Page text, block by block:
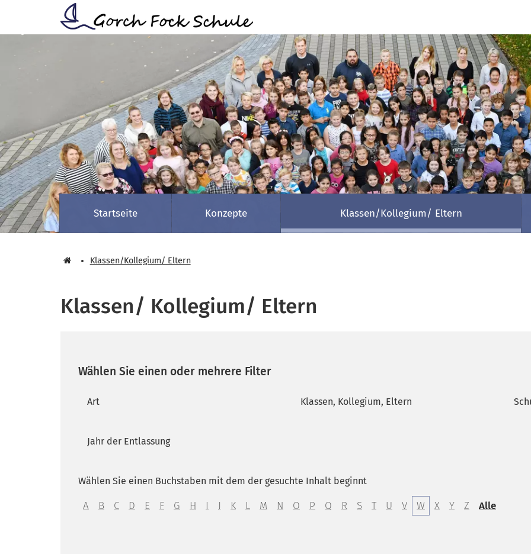
Zum Hauptinhalt springen
Startseite Konzepte Klassen/Kollegium/ Eltern
Klassen/Kollegium/ Eltern
Klassen/ Kollegium/ Eltern
Wählen Sie einen oder mehrere Filter
Art Klassen, Kollegium, Eltern
Jahr der Entlassung
Wählen Sie einen Buchstaben mit dem der gesuchte Inhalt beginnt
A B C D E F G H I J K L M N O P Q R S T U V W X Y Z Alle